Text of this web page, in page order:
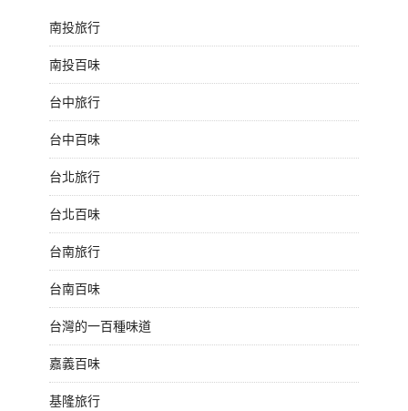
南投旅行
南投百味
台中旅行
台中百味
台北旅行
台北百味
台南旅行
台南百味
台灣的一百種味道
嘉義百味
基隆旅行